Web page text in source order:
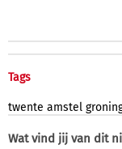
Tags
twente amstel
Wat vind jij van dit